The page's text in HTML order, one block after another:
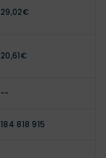
29,02€
20,61€
--
184 818 915